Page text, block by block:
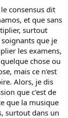
consensus dit
et que sans
surtout
que je
les examens,
chose ou
mais ce n'est
Alors, je dis
que c'est de
que la musique
surtout dans un